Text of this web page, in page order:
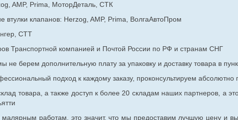
AMP, Prima, МоторДеталь, СТК
клапанов: Herzog, AMP, Prima, ВолгаАвтоПром
СТТ
Транспортной компанией и Почтой России по РФ и странам СНГ
не берем дополнительную плату за упаковку и доставку товара в
подход к каждому заказу, проконсультируем
товара, а также доступ к более 20 складам наших партнеров, а
работам, это значит, что мы предоставим лучшую цену и